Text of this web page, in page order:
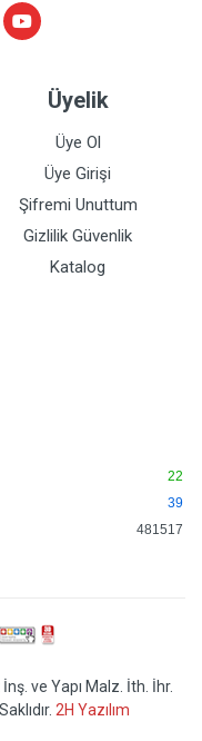
Üyelik
Üye Ol
Üye Girişi
Şifremi Unuttum
Gizlilik Güvenlik
Katalog
22
39
481517
ve Yapı Malz. İth. İhr.
2H Yazılım